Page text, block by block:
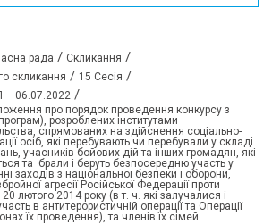
рада / Скликання /
скликання / 15 Сесія /
06.07.2022 /
про порядок проведення конкурсу з
розроблених інститутами
спрямованих на здійснення соціально-
осіб, які перебувають чи перебували у складі
учасників бойових дій та інших громадян, які
та брали і беруть безпосередню участь у
заходів з національної безпеки і оборони,
агресії Російської Федерації проти
лютого 2014 року (в т. ч. які залучалися і
в антитерористичній операції та Операції
їх проведення), та членів їх сімей